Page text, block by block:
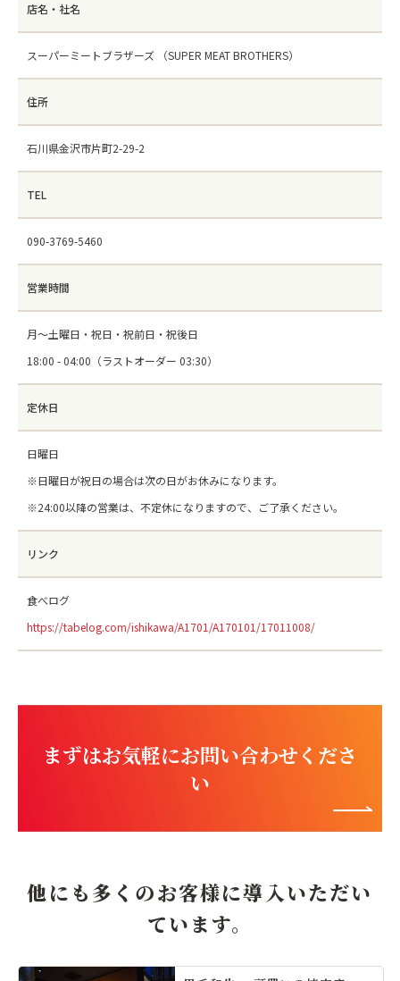
店名・社名
スーパーミートブラザーズ （SUPER MEAT BROTHERS）
住所
石川県金沢市片町2-29-2
TEL
090-3769-5460
営業時間
月～土曜日・祝日・祝前日・祝後日
18:00 - 04:00（ラストオーダー 03:30）
定休日
日曜日
※日曜日が祝日の場合は次の日がお休みになります。
※24:00以降の営業は、不定休になりますので、ご了承ください。
リンク
食べログ
https://tabelog.com/ishikawa/A1701/A170101/17011008/
まずはお気軽にお問い合わせくださ
い
他にも多くのお客様に導入いただい
ています。